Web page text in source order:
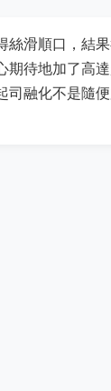
絲滑順口，結
期待地加了高
司融化不是隨